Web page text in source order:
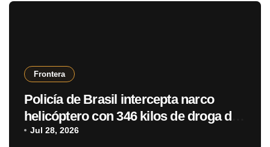
Frontera
Policía de Brasil intercepta narco
helicóptero con 346 kilos de droga de
Paraguay
Jul 28, 2026